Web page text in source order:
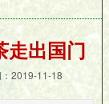
走出国门
2019-11-18